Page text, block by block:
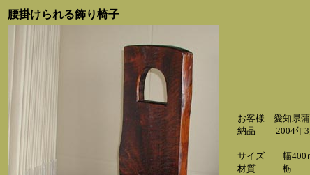
腰掛けられる飾り椅子
お客様 愛知県
納品 2004年3
サイズ 幅400
材質 栃